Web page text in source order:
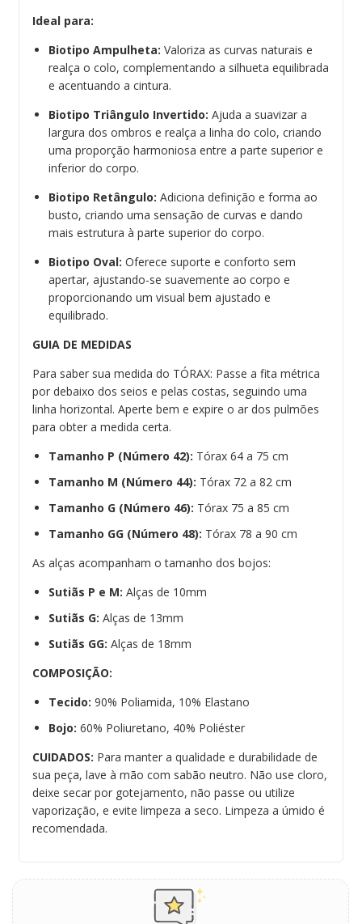
Ideal para:
Biotipo Ampulheta: Valoriza as curvas naturais e
realça o colo, complementando a silhueta equilibrada
e acentuando a cintura.
Biotipo Triângulo Invertido: Ajuda a suavizar a
largura dos ombros e realça a linha do colo, criando
uma proporção harmoniosa entre a parte superior e
inferior do corpo.
Biotipo Retângulo: Adiciona definição e forma ao
busto, criando uma sensação de curvas e dando
mais estrutura à parte superior do corpo.
Biotipo Oval: Oferece suporte e conforto sem
apertar, ajustando-se suavemente ao corpo e
proporcionando um visual bem ajustado e
equilibrado.
GUIA DE MEDIDAS
Para saber sua medida do TÓRAX: Passe a fita métrica
por debaixo dos seios e pelas costas, seguindo uma
linha horizontal. Aperte bem e expire o ar dos pulmões
para obter a medida certa.
Tamanho P (Número 42): Tórax 64 a 75 cm
Tamanho M (Número 44): Tórax 72 a 82 cm
Tamanho G (Número 46): Tórax 75 a 85 cm
Tamanho GG (Número 48): Tórax 78 a 90 cm
As alças acompanham o tamanho dos bojos:
Sutiãs P e M: Alças de 10mm
Sutiãs G: Alças de 13mm
Sutiãs GG: Alças de 18mm
COMPOSIÇÃO:
Tecido: 90% Poliamida, 10% Elastano
Bojo: 60% Poliuretano, 40% Poliéster
CUIDADOS: Para manter a qualidade e durabilidade de
sua peça, lave à mão com sabão neutro. Não use cloro,
deixe secar por gotejamento, não passe ou utilize
vaporização, e evite limpeza a seco. Limpeza a úmido é
recomendada.